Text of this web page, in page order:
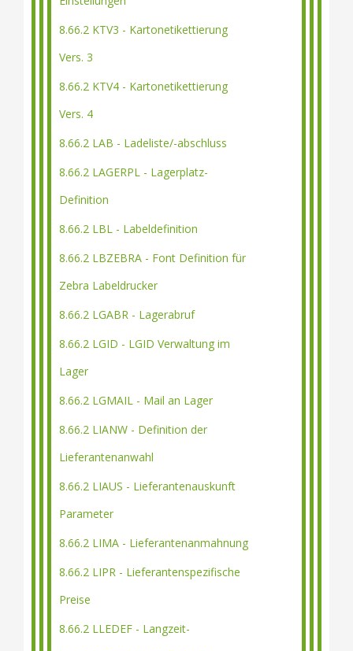
8.66.2 KTV3 - Kartonetikettierung
Vers. 3
8.66.2 KTV4 - Kartonetikettierung
Vers. 4
8.66.2 LAB - Ladeliste/-abschluss
8.66.2 LAGERPL - Lagerplatz-
Definition
8.66.2 LBL - Labeldefinition
8.66.2 LBZEBRA - Font Definition für
Zebra Labeldrucker
8.66.2 LGABR - Lagerabruf
8.66.2 LGID - LGID Verwaltung im
Lager
8.66.2 LGMAIL - Mail an Lager
8.66.2 LIANW - Definition der
Lieferantenanwahl
8.66.2 LIAUS - Lieferantenauskunft
Parameter
8.66.2 LIMA - Lieferantenanmahnung
8.66.2 LIPR - Lieferantenspezifische
Preise
8.66.2 LLEDEF - Langzeit-